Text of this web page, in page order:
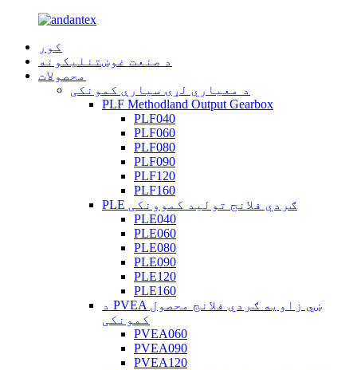
کور
د صنعت غوښتنلیکونه
محصولات
د معیاري لړۍ سیارې کمونکی
PLF Methodland Output Gearbox
PLF040
PLF060
PLF080
PLF090
PLF120
PLF160
PLE ګردي فلانج تولید کموونکی
PLE040
PLE060
PLE080
PLE090
PLE120
PLE160
د PVEA ښي زاویه ګردي فلانج محصول
کمونکی
PVEA060
PVEA090
PVEA120